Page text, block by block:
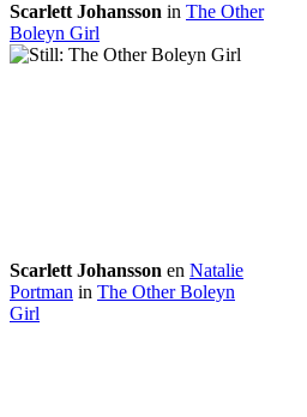
Scarlett Johansson in The Other
Boleyn Girl
Scarlett Johansson en Natalie
Portman in The Other Boleyn
Girl